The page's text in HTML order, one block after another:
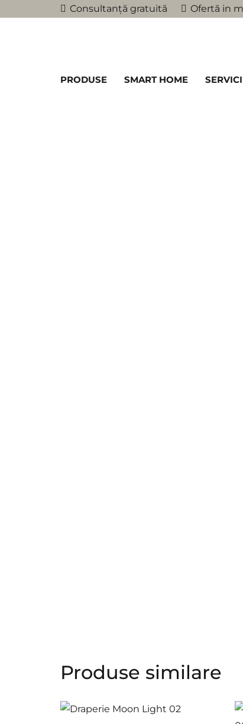
Consultanță gratuită Ofertă in
PRODUSE SMART HOME
Produse similare